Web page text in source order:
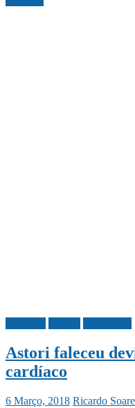
Astori faleceu
cardíaco
6 Março, 2018 Ricardo